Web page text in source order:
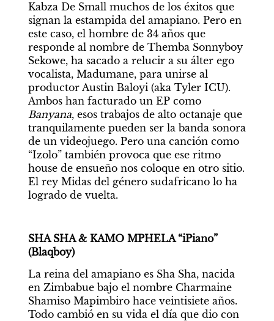
Kabza De Small muchos de los éxitos que
signan la estampida del amapiano. Pero en
este caso, el hombre de 34 años que
responde al nombre de Themba Sonnyboy
Sekowe, ha sacado a relucir a su álter ego
vocalista, Madumane, para unirse al
productor Austin Baloyi (aka Tyler ICU).
Ambos han facturado un EP como
Banyana, esos trabajos de alto octanaje que
tranquilamente pueden ser la banda sonora
de un videojuego. Pero una canción como
“Izolo” también provoca que ese ritmo
house de ensueño nos coloque en otro sitio.
El rey Midas del género sudafricano lo ha
logrado de vuelta.
SHA SHA & KAMO MPHELA “iPiano”
(Blaqboy)
La reina del amapiano es Sha Sha, nacida
en Zimbabue bajo el nombre Charmaine
Shamiso Mapimbiro hace veintisiete años.
Todo cambió en su vida el día que dio con